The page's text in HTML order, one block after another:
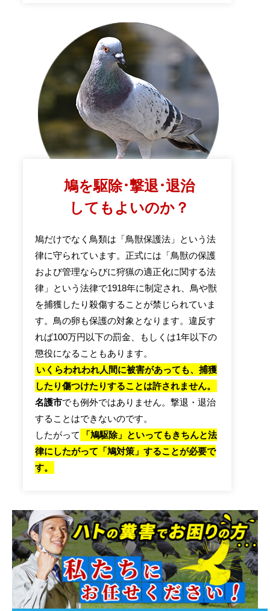
鳩を駆除･撃退･退治
してもよいのか？
鳩だけでなく鳥類は「鳥獣保護法」という法
律に守られています。正式には「鳥獣の保護
および管理ならびに狩猟の適正化に関する法
律」という法律で1918年に制定され、鳥や獣
を捕獲したり殺傷することが禁じられていま
す。鳥の卵も保護の対象となります。違反す
れば100万円以下の罰金、もしくは1年以下の
懲役になることもあります。
いくらわれわれ人間に被害があっても、捕獲
したり傷つけたりすることは許されません。
名護市でも例外ではありません。撃退・退治
することはできないのです。
したがって
「鳩駆除」といってもきちんと法
律にしたがって「鳩対策」することが必要で
す。